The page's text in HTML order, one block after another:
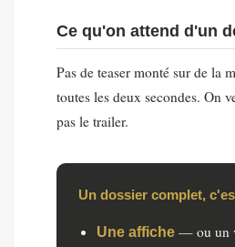
Ce qu'on attend d'un
Pas de teaser monté sur de la
toutes les deux secondes. On
pas le trailer.
Un dossier complet,
Une affiche — ou un